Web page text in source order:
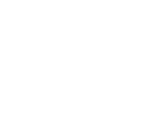
confort y la
Construcción